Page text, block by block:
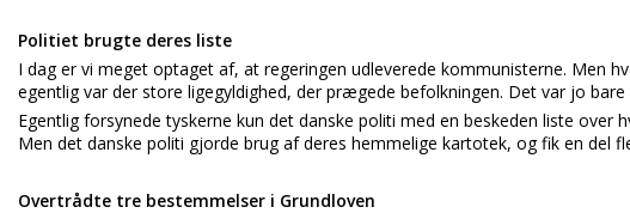
Politiet brugte deres liste
I dag er vi meget optaget af, at regeringen udleverede kommunisterne. Men
egentlig var der store ligegyldighed, der prægede befolkningen. Det var jo
Egentlig forsynede tyskerne kun det danske politi med en beskeden liste over
Men det danske politi gjorde brug af deres hemmelige kartotek, og fik en del
Overtrådte tre bestemmelser i Grundloven